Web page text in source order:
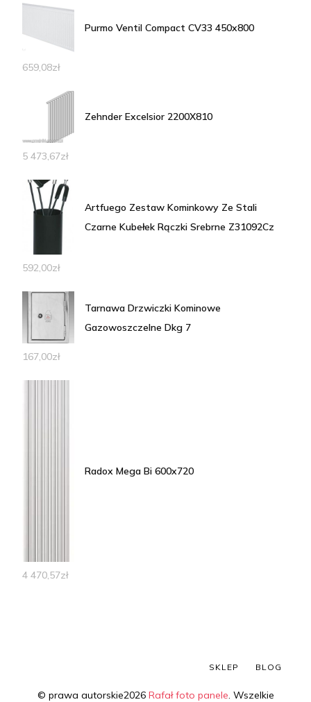
Purmo Ventil Compact CV33 450x800
659,08zł
Zehnder Excelsior 2200X810
5 473,67zł
Artfuego Zestaw Kominkowy Ze Stali
Czarne Kubełek Rączki Srebrne Z31092Cz
592,00zł
Tarnawa Drzwiczki Kominowe
Gazowoszczelne Dkg 7
167,00zł
Radox Mega Bi 600x720
4 470,57zł
© prawa autorskie2026 Rafał foto panele. Wszelkie
SKLEP BLOG